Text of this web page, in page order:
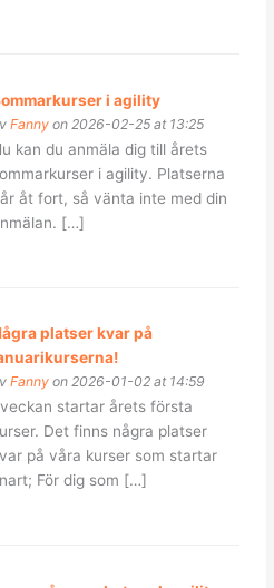
i agility
Fanny on 2026-02-25 at 13:25
kan du anmäla dig till årets
i agility. Platserna
åt fort, så vänta inte med din
[…]
platser kvar på
Fanny on 2026-01-02 at 14:59
startar årets första
Det finns några platser
på våra kurser som startar
För dig som […]